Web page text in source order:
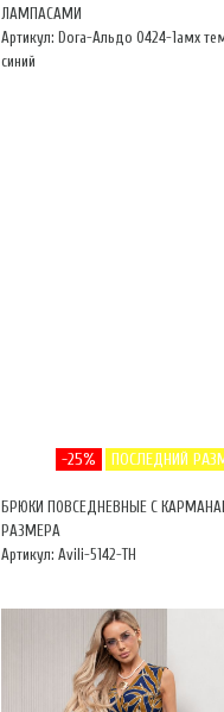
ЛАМПАСАМИ
Артикул: Dora-Альдо 0424-1амх
синий
-25% ПОСЛЕДНИЙ
БРЮКИ ПОВСЕДНЕВНЫЕ С
РАЗМЕРА
Артикул: Avili-5142-ТН